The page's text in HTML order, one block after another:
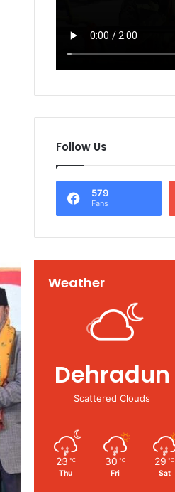
Follow Us
579
Fans
Weather
Dehradun
Scattered Clouds
23 ℃
Thu
30 ℃
Fri
29 ℃
Sat